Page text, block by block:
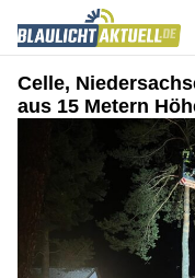
Celle,
aus 15 Metern